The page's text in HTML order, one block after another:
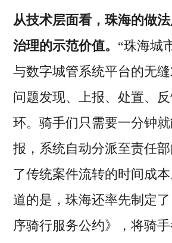
从技术层面看，珠海的做
治理的示范价值。 “珠海城
与数字城管系统平台的无
问题发现、上报、处置、
环。骑手们只需要一分钟
报，系统自动分派至责任
了传统案件流转的时间成
道的是，珠海还率先制定
序骑行服务公约》，将骑